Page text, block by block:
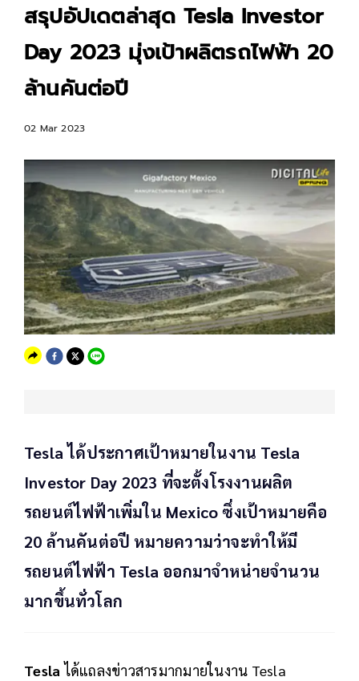
สรุปอัปเดตล่าสุด Tesla Investor
Day 2023 มุ่งเป้าผลิตรถไฟฟ้า 20
ล้านคันต่อปี
02 Mar 2023
Tesla ได้ประกาศเป้าหมายในงาน Tesla
Investor Day 2023 ที่จะตั้งโรงงานผลิต
รถยนต์ไฟฟ้าเพิ่มใน Mexico ซึ่งเป้าหมายคือ
20 ล้านคันต่อปี หมายความว่าจะทำให้มี
รถยนต์ไฟฟ้า Tesla ออกมาจำหน่ายจำนวน
มากขึ้นทั่วโลก
Tesla ได้แถลงข่าวสารมากมายในงาน Tesla